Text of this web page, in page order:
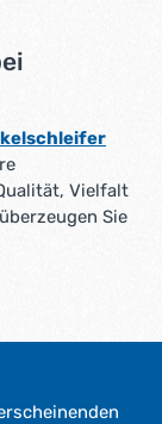
Vielfalt
Sie